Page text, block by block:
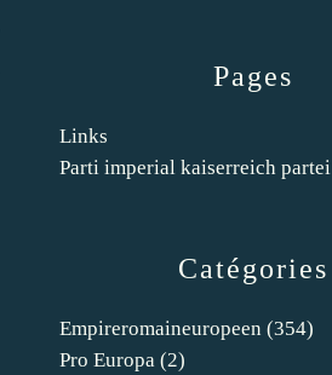
Catégories
Empireromaineuropeen (354)
Pro Europa (2)
Pages
Links
Parti imperial kaiserreich partei